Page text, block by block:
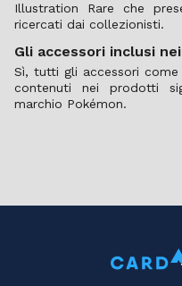
Illustration Rare che
ricercati dai collezionisti.
Gli accessori inclusi
Sì, tutti gli accessori
contenuti nei prodotti
marchio Pokémon.